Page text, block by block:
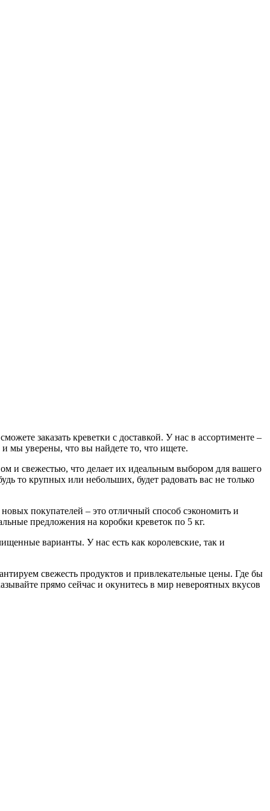
заказать креветки с доставкой. У нас в ассортименте –
мы уверены, что вы найдете то, что ищете.
и свежестью, что делает их идеальным выбором для вашего
то крупных или небольших, будет радовать вас не только
покупателей – это отличный способ сэкономить и
предложения на коробки креветок по 5 кг.
варианты. У нас есть как королевские, так и
свежесть продуктов и привлекательные цены. Где бы
прямо сейчас и окунитесь в мир невероятных вкусов